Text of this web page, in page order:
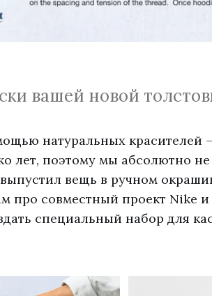
вашей новой
натуральных красителей
лет, поэтому мы абсолютно
вещь в ручном
про совместный проект Nike
специальный набор для